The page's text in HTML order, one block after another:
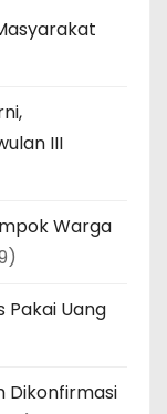
III
Warga
Pakai Uang
Dikonfirmasi